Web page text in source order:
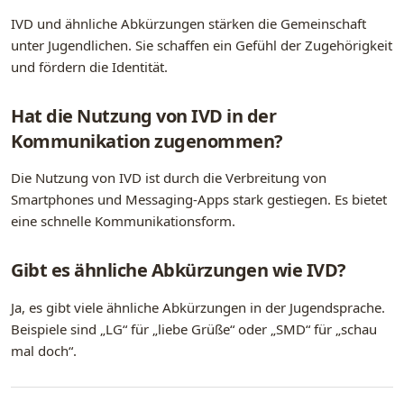
IVD und ähnliche Abkürzungen stärken die Gemeinschaft
unter Jugendlichen. Sie schaffen ein Gefühl der Zugehörigkeit
und fördern die Identität.
Hat die Nutzung von IVD in der
Kommunikation zugenommen?
Die Nutzung von IVD ist durch die Verbreitung von
Smartphones und Messaging-Apps stark gestiegen. Es bietet
eine schnelle Kommunikationsform.
Gibt es ähnliche Abkürzungen wie IVD?
Ja, es gibt viele ähnliche Abkürzungen in der Jugendsprache.
Beispiele sind „LG“ für „liebe Grüße“ oder „SMD“ für „schau
mal doch“.